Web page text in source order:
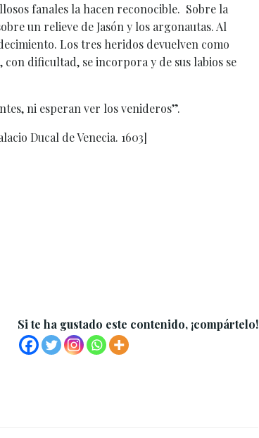
fanales la hacen reconocible. Sobre la
un relieve de Jasón y los argonautas. Al
Los tres heridos devuelven como
dificultad, se incorpora y de sus labios se
ni esperan ver los venideros”.
Ducal de Venecia. 1603]
Si te ha gustado este contenido, ¡compártelo!